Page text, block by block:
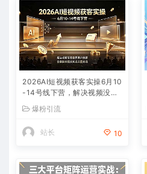
2026AI短视频获客实操6月10
-14号线下营，解决视频没流
量无客户难题，全套脚本模板
实现流量变现
爆粉引流
站长 10